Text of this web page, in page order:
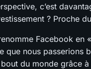
c’est
? Proche
Facebook en
que nous passerions
du monde grâce